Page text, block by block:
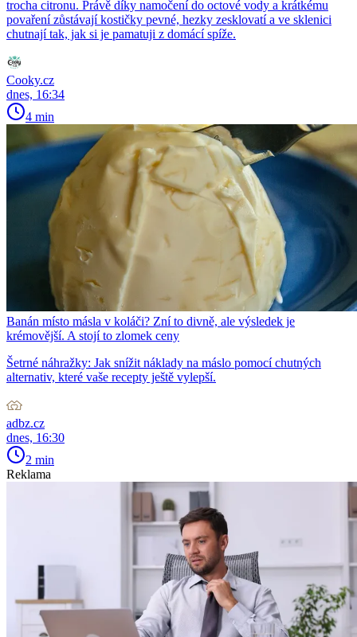
trocha citronu. Právě díky namočení do octové vody a krátkému
povaření zůstávají kostičky pevné, hezky zesklovatí a ve sklenici
chutnají tak, jak si je pamatuji z domácí spíže.
Cooky.cz
dnes, 16:34
4 min
Banán místo másla v koláči? Zní to divně, ale výsledek je
krémovější. A stojí to zlomek ceny
Šetrné náhražky: Jak snížit náklady na máslo pomocí chutných
alternativ, které vaše recepty ještě vylepší.
adbz.cz
dnes, 16:30
2 min
Reklama